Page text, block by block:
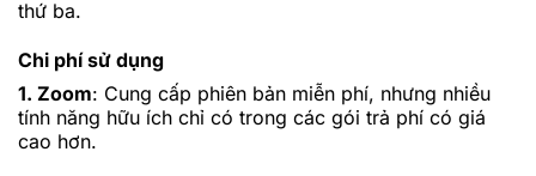
thứ ba.
Chi phí sử dụng
1. Zoom: Cung cấp phiên bản miễn phí, nhưng nhiều
tính năng hữu ích chỉ có trong các gói trả phí có giá
cao hơn.